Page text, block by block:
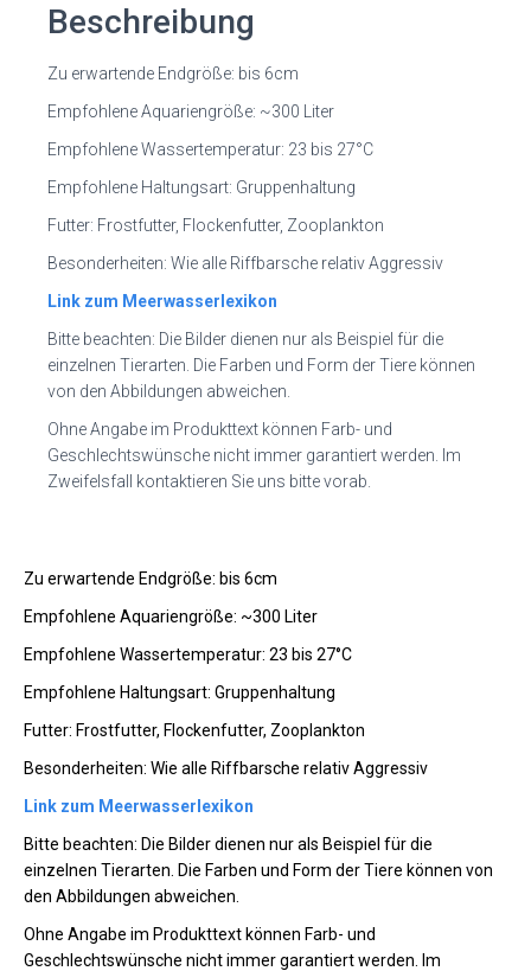
Beschreibung
Zu erwartende Endgröße: bis 6cm
Empfohlene Aquariengröße: ~300 Liter
Empfohlene Wassertemperatur: 23 bis 27°C
Empfohlene Haltungsart: Gruppenhaltung
Futter: Frostfutter, Flockenfutter, Zooplankton
Besonderheiten: Wie alle Riffbarsche relativ Aggressiv
Link zum Meerwasserlexikon
Bitte beachten: Die Bilder dienen nur als Beispiel für die
einzelnen Tierarten. Die Farben und Form der Tiere können
von den Abbildungen abweichen.
Ohne Angabe im Produkttext können Farb- und
Geschlechtswünsche nicht immer garantiert werden. Im
Zweifelsfall kontaktieren Sie uns bitte vorab.
Zu erwartende Endgröße: bis 6cm
Empfohlene Aquariengröße: ~300 Liter
Empfohlene Wassertemperatur: 23 bis 27°C
Empfohlene Haltungsart: Gruppenhaltung
Futter: Frostfutter, Flockenfutter, Zooplankton
Besonderheiten: Wie alle Riffbarsche relativ Aggressiv
Link zum Meerwasserlexikon
Bitte beachten: Die Bilder dienen nur als Beispiel für die
einzelnen Tierarten. Die Farben und Form der Tiere können von
den Abbildungen abweichen.
Ohne Angabe im Produkttext können Farb- und
Geschlechtswünsche nicht immer garantiert werden. Im